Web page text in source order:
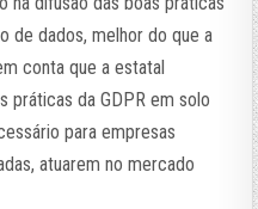
de dados, melhor do que a
conta que a estatal
práticas da GDPR em solo
para empresas
atuarem no mercado